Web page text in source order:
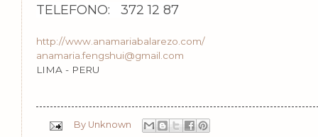
TELEFONO: 372 12 87
http://www.anamariabalarezo.com/
anamaria.fengshui@gmail.com
LIMA - PERU
By Unknown